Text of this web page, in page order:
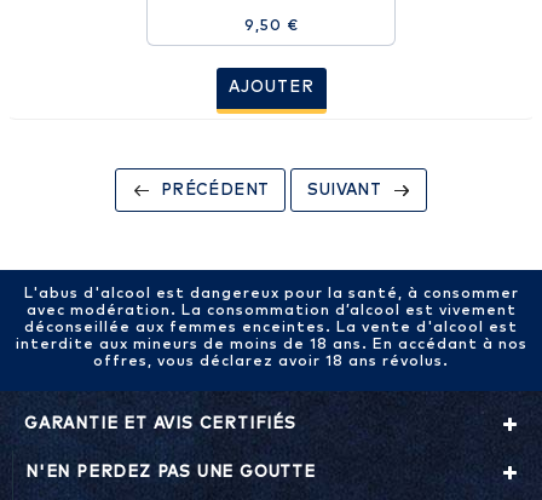
9,50 €
AJOUTER
PRÉCÉDENT SUIVANT
L'abus d'alcool est dangereux pour la santé, à consommer
avec modération. La consommation d’alcool est vivement
déconseillée aux femmes enceintes. La vente d'alcool est
interdite aux mineurs de moins de 18 ans. En accédant à nos
offres, vous déclarez avoir 18 ans révolus.
GARANTIE ET AVIS CERTIFIÉS
N'EN PERDEZ PAS UNE GOUTTE